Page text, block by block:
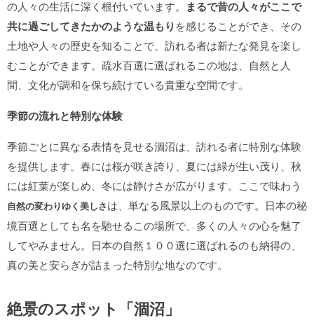
の人々の生活に深く根付いています。
まるで昔の人々がここで
共に過ごしてきたかのような温もり を感じることができ、その
土地や人々の歴史を知ることで、訪れる者は新たな発見を楽し
むことができます。疏水百選に選ばれるこの地は、自然と人
間、文化が調和を保ち続けている貴重な空間です。
季節の流れと特別な体験
季節ごとに異なる表情を見せる涸沼は、訪れる者に特別な体験
を提供します。春には桜が咲き誇り、夏には緑が生い茂り、秋
には紅葉が楽しめ、冬には静けさが広がります。ここで味わう
自然の変わりゆく美しさは、単なる風景以上のものです。日本の秘
境百選としても名を馳せるこの場所で、多くの人々の心を魅了
してやみません。日本の自然１００選に選ばれるのも納得の、
真の美と安らぎが詰まった特別な地なのです。
絶景のスポット「涸沼」